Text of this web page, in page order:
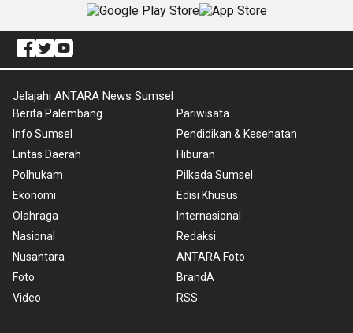
Jelajahi ANTARA News Sumsel
Berita Palembang
Info Sumsel
Lintas Daerah
Polhukam
Ekonomi
Olahraga
Nasional
Nusantara
Foto
Video
Pariwisata
Pendidikan & Kesehatan
Hiburan
Pilkada Sumsel
Edisi Khusus
Internasional
Redaksi
ANTARA Foto
BrandA
RSS